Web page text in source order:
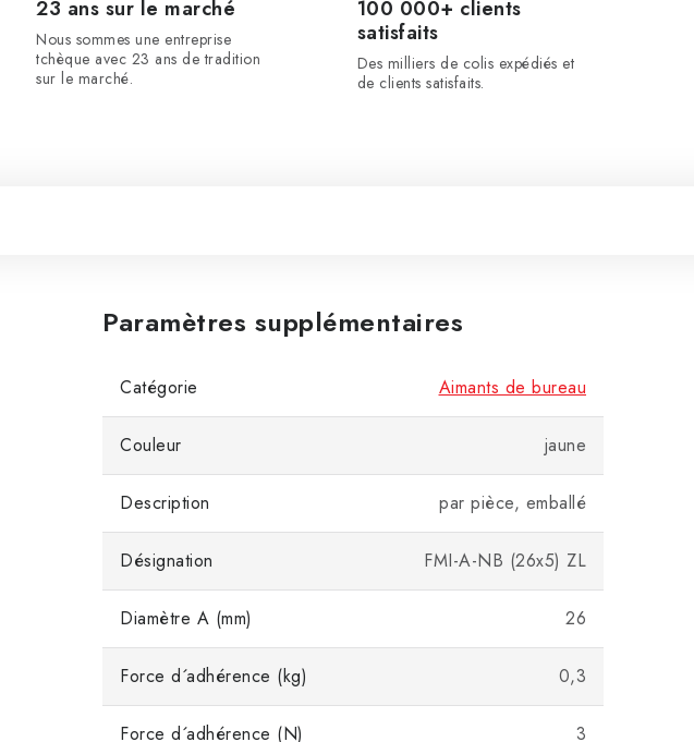
23 ans sur le marché
Nous sommes une entreprise
tchèque avec 23 ans de tradition
sur le marché.
100 000+ clients
satisfaits
Des milliers de colis expédiés et
de clients satisfaits.
Paramètres supplémentaires
Catégorie Aimants de bureau
Couleur jaune
Description par pièce, emballé
Désignation FMI-A-NB (26x5) ZL
Diamètre A (mm) 26
Force d´adhérence (kg) 0,3
Force d´adhérence (N) 3